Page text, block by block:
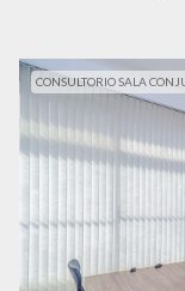
CONSULTORIO SALA